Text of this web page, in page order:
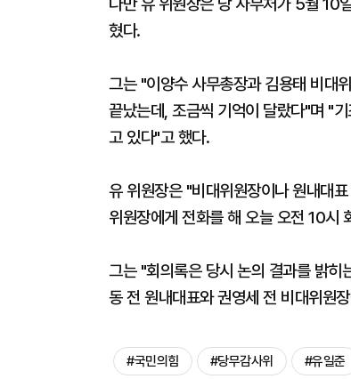
혔다.
그는 "이양수 사무총장과 김용태 비대
끝났는데, 조금씩 기억이 달랐다"며 "
고 있다"고 했다.
유 위원장은 "비대위원장이나 원내대
위원장에게 전화를 해 오늘 오전 10시
그는 "회의록은 당시 논의 결과를 밝히
동 전 원내대표와 권영세 전 비대위원
#국민의힘 #당무감사위 #유일준